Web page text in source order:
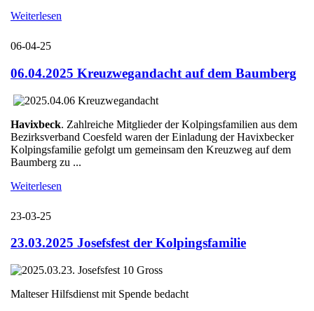
Weiterlesen
06-04-25
06.04.2025 Kreuzwegandacht auf dem Baumberg
Havixbeck. Zahlreiche Mitglieder der Kolpingsfamilien aus dem
Bezirksverband Coesfeld waren der Einladung der Havixbecker
Kolpingsfamilie gefolgt um gemeinsam den Kreuzweg auf dem
Baumberg zu ...
Weiterlesen
23-03-25
23.03.2025 Josefsfest der Kolpingsfamilie
Malteser Hilfsdienst mit Spende bedacht